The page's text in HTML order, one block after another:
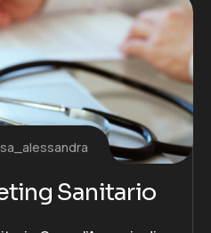
Sanitario